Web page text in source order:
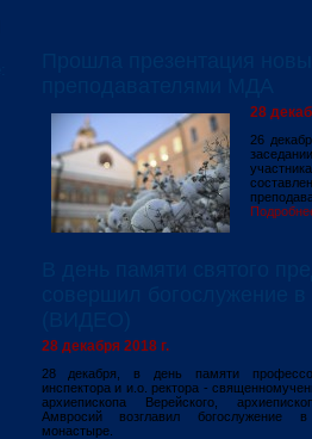
28
26
28 декабря 2018 г.
28 декабря, в день памяти
инспектора и и.о. ректора -
архиепископа Верейского,
Амвросий возглавил богослужение
монастыре.